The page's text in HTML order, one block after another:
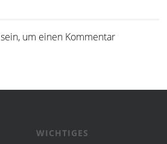
sein, um einen Kommentar
WICHTIGES